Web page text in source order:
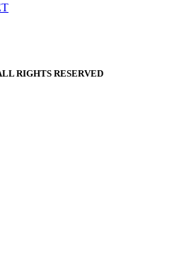
RIGHTS RESERVED